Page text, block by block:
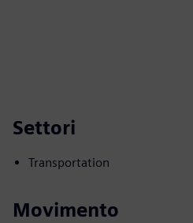
Settori
Transportation
Movimento